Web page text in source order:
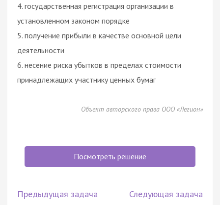
4. государственная регистрация организации в
установленном законом порядке
5. получение прибыли в качестве основной цели
деятельности
6. несение риска убытков в пределах стоимости
принадлежащих участнику ценных бумаг
Объект авторского права ООО «Легион»
Посмотреть решение
Предыдущая задача Следующая задача